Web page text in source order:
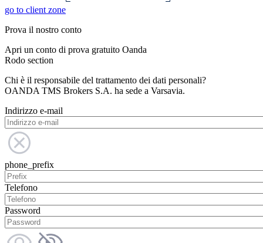
go to client zone
Prova il nostro conto
Apri un conto di prova gratuito Oanda
Rodo section
Chi è il responsabile del trattamento dei dati personali?
OANDA TMS Brokers S.A. ha sede a Varsavia.
Indirizzo e-mail
phone_prefix
Telefono
Password